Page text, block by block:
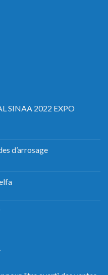
SINAA 2022 EXPO
d’arrosage